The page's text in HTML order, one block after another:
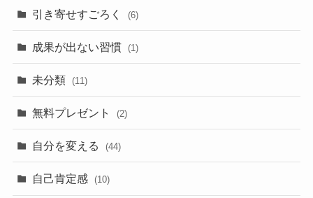
引き寄せすごろく (6)
成果が出ない習慣 (1)
未分類 (11)
無料プレゼント (2)
自分を変える (44)
自己肯定感 (10)